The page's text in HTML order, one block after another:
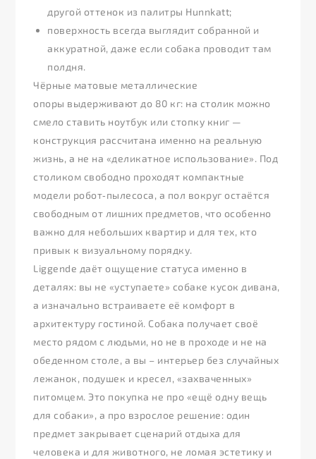
другой оттенок из палитры Hunnkatt;
поверхность всегда выглядит собранной и
аккуратной, даже если собака проводит там
полдня.
Чёрные матовые металлические
опоры выдерживают до 80 кг: на столик можно
смело ставить ноутбук или стопку книг —
конструкция рассчитана именно на реальную
жизнь, а не на «деликатное использование». Под
столиком свободно проходят компактные
модели робот‑пылесоса, а пол вокруг остаётся
свободным от лишних предметов, что особенно
важно для небольших квартир и для тех, кто
привык к визуальному порядку.
Liggende даёт ощущение статуса именно в
деталях: вы не «уступаете» собаке кусок дивана,
а изначально встраиваете её комфорт в
архитектуру гостиной. Собака получает своё
место рядом с людьми, но не в проходе и не на
обеденном столе, а вы – интерьер без случайных
лежанок, подушек и кресел, «захваченных»
питомцем. Это покупка не про «ещё одну вещь
для собаки», а про взрослое решение: один
предмет закрывает сценарий отдыха для
человека и для животного, не ломая эстетику и